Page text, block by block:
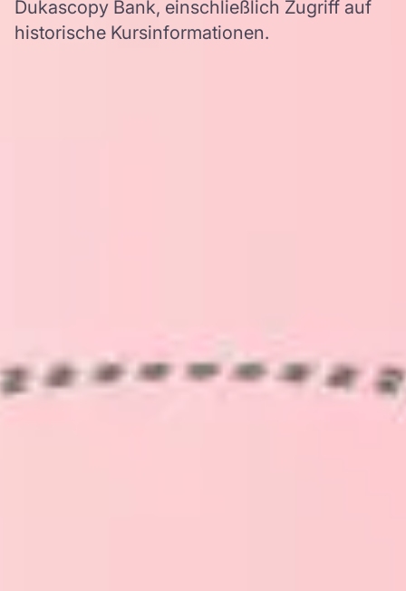
Dukascopy Bank, einschließlich Zugriff auf
historische Kursinformationen.